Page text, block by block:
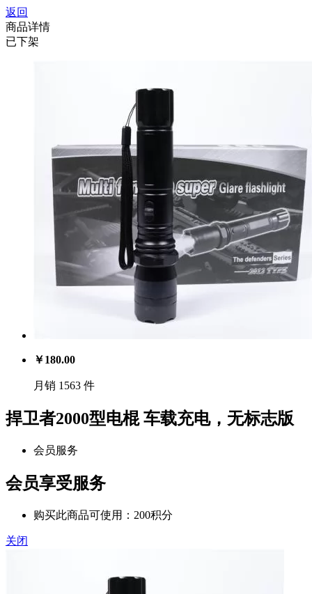
返回
商品详情
已下架
￥180.00
月销 1563 件
捍卫者2000型电棍 车载充电，无标志版
会员服务
会员享受服务
购买此商品可使用：200积分
关闭